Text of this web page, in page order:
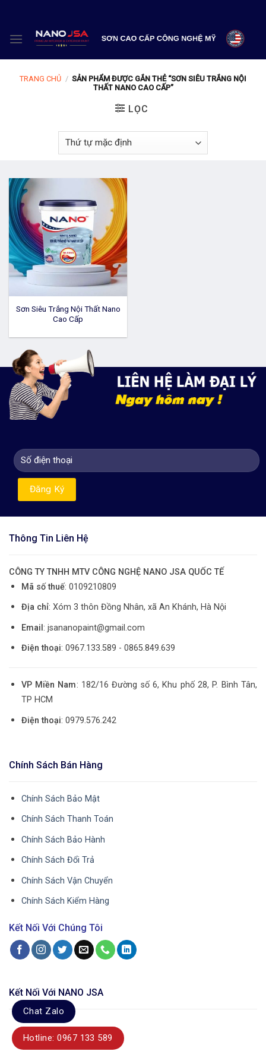
content
TRANG CHỦ / SẢN PHẨM ĐƯỢC GẮN THẺ “SƠN SIÊU TRẮNG NỘI
THẤT NANO CAO CẤP”
LỌC
Sơn Siêu Trắng Nội Thất Nano
Cao Cấp
Thông Tin Liên Hệ
CÔNG TY TNHH MTV CÔNG NGHỆ NANO JSA QUỐC TẾ
Mã số thuế: 0109210809
Địa chỉ: Xóm 3 thôn Đồng Nhân, xã An Khánh, Hà Nội
Email : jsananopaint@gmail.com
Điện thoại: 0967.133.589 - 0865.849.639
VP Miền Nam: 182/16 Đường số 6, Khu phố 28, P. Bình Tân,
TP HCM
Điện thoại: 0979.576.242
Chính Sách Bán Hàng
Chính Sách Bảo Mật
Chính Sách Thanh Toán
Chính Sách Bảo Hành
Chính Sách Đổi Trả
Chính Sách Vận Chuyển
Chính Sách Kiểm Hàng
Kết Nối Với Chúng Tôi
Kết Nối Với NANO JSA
Chat Zalo
Hotline: 0967 133 589